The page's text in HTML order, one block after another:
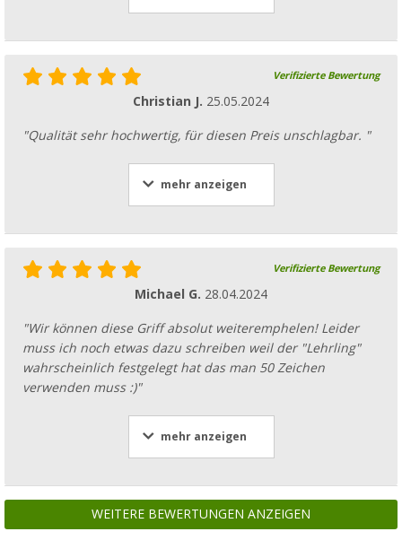
Verifizierte Bewertung
Christian J. 25.05.2024
"Qualität sehr hochwertig, für diesen Preis unschlagbar. "
mehr anzeigen
Verifizierte Bewertung
Michael G. 28.04.2024
"Wir können diese Griff absolut weiteremphelen! Leider
muss ich noch etwas dazu schreiben weil der "Lehrling"
wahrscheinlich festgelegt hat das man 50 Zeichen
verwenden muss :)"
mehr anzeigen
WEITERE BEWERTUNGEN ANZEIGEN